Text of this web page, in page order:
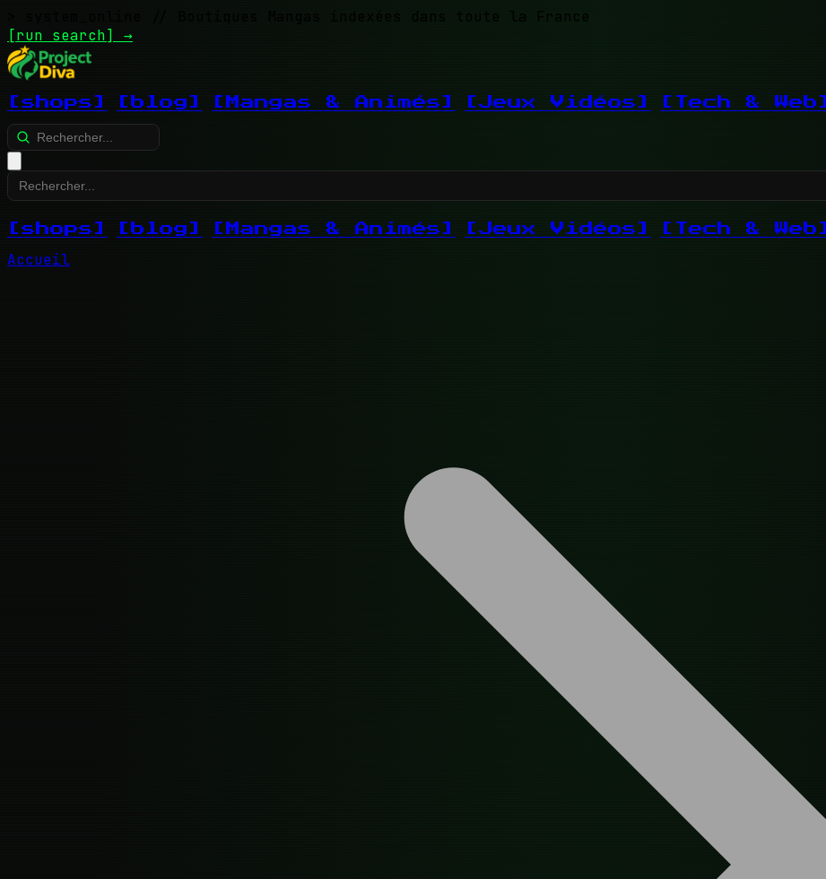
// Boutiques Mangas indexées dans toute la France
[run search] →
[shops] [blog] [Mangas & Animés] [Jeux Vidéos] [Tech & Web]
[shops] [blog] [Mangas & Animés] [Jeux Vidéos] [Tech & Web]
Accueil